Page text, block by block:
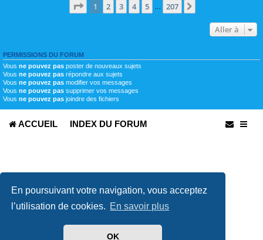
En poursuivant votre navigation, vous acceptez
l’utilisation de cookies. En savoir plus
OK
Page 1sur207
1 2 3 4 5 207
Aller à
PERMISSIONS DU FORUM
Vous ne pouvez pas poster de nouveaux sujets
Vous ne pouvez pas répondre aux sujets
Vous ne pouvez pas modifier vos messages
Vous ne pouvez pas supprimer vos messages
Vous ne pouvez pas joindre des fichiers
ACCUEIL INDEX DU FORUM
Traduit parphpBB-fr.com
Confidentialité